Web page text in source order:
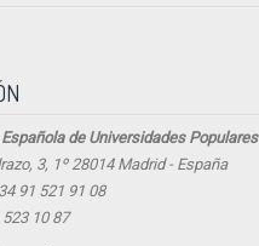
de Universidades Populares
3, 1º 28014 Madrid - España
91 521 91 08
523 10 87